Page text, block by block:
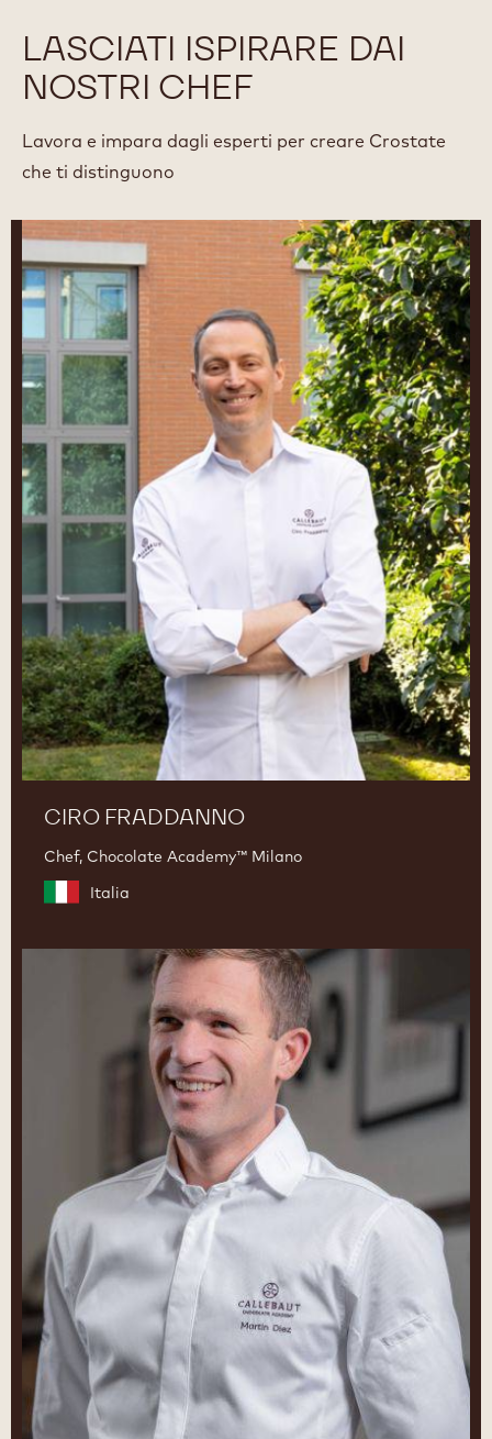
LASCIATI ISPIRARE DAI
NOSTRI CHEF
Lavora e impara dagli esperti per creare Crostate
che ti distinguono
CIRO FRADDANNO
Chef, Chocolate Academy™ Milano
Italia
Ciro
Fraddanno